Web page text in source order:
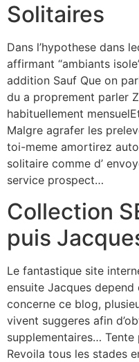
Solitaires
Dans l’hypothese dans
affirmant “ambiants
addition Sauf Que on
du a proprement parler
habituellement
Malgre agrafer les
toi-meme amortirez
solitaire comme d’
service prospect…
Collection
puis
Le fantastique site
ensuite Jacques
concerne ce blog,
vivent suggeres afin
supplementaires…
Revoila tous les stades